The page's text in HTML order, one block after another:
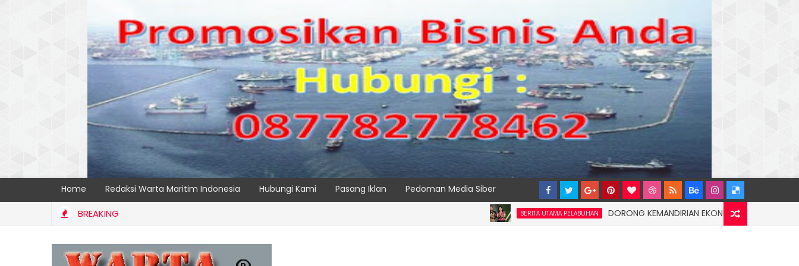
Home Redaksi Warta Maritim Indonesia Hubungi Kami Pasang Iklan Pedoman Media Siber
BREAKING BERITA UTAMA PELABUHAN DORONG KEMANDIRIAN EKONOMI MASYARAKAT PESISIR,